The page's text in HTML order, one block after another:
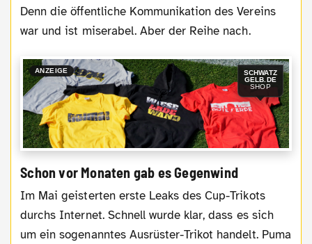
Denn die öffentliche Kommunikation des Vereins
war und ist miserabel. Aber der Reihe nach.
ANZEIGE
SCHWATZ
GELB.DE
SHOP
Schon vor Monaten gab es Gegenwind
Im Mai geisterten erste Leaks des Cup-Trikots
durchs Internet. Schnell wurde klar, dass es sich
um ein sogenanntes Ausrüster-Trikot handelt. Puma